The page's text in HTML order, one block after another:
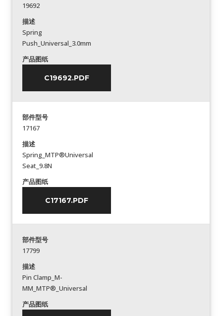
19692
描述
Spring
Push_Universal_3.0mm
产品图纸
C19692.PDF
部件型号
17167
描述
Spring_MTP®Universal
Seat_9.8N
产品图纸
C17167.PDF
部件型号
17799
描述
Pin Clamp_M-
MM_MTP®_Universal
产品图纸